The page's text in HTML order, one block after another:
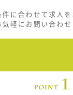
に合わせて求人を
軽にお問い合わせ